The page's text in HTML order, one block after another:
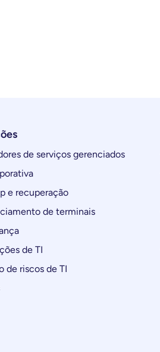
de serviços gerenciados
e recuperação
de terminais
de TI
de riscos de TI